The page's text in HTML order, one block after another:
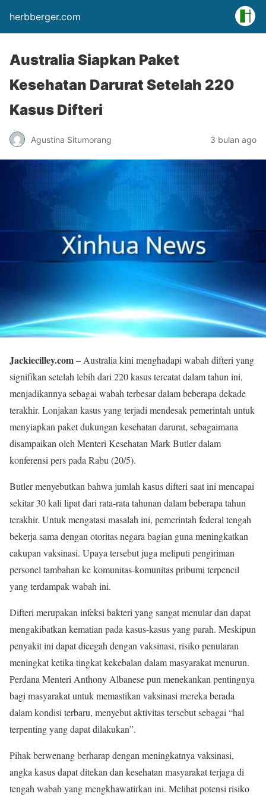
herbberger.com
Australia Siapkan Paket
Kesehatan Darurat Setelah 220
Kasus Difteri
Agustina Situmorang 3 bulan ago
Jackiecilley.com– Australia kini menghadapi wabah difteri yang
signifikan setelah lebih dari 220 kasus tercatat dalam tahun ini,
menjadikannya sebagai wabah terbesar dalam beberapa dekade
terakhir. Lonjakan kasus yang terjadi mendesak pemerintah untuk
menyiapkan paket dukungan kesehatan darurat, sebagaimana
disampaikan oleh Menteri Kesehatan Mark Butler dalam
konferensi pers pada Rabu (20/5).
Butler menyebutkan bahwa jumlah kasus difteri saat ini mencapai
sekitar 30 kali lipat dari rata-rata tahunan dalam beberapa tahun
terakhir. Untuk mengatasi masalah ini, pemerintah federal tengah
bekerja sama dengan otoritas negara bagian guna meningkatkan
cakupan vaksinasi. Upaya tersebut juga meliputi pengiriman
personel tambahan ke komunitas-komunitas pribumi terpencil
yang terdampak wabah ini.
Difteri merupakan infeksi bakteri yang sangat menular dan dapat
mengakibatkan kematian pada kasus-kasus yang parah. Meskipun
penyakit ini dapat dicegah dengan vaksinasi, risiko penularan
meningkat ketika tingkat kekebalan dalam masyarakat menurun.
Perdana Menteri Anthony Albanese pun menekankan pentingnya
bagi masyarakat untuk memastikan vaksinasi mereka berada
dalam kondisi terbaru, menyebut aktivitas tersebut sebagai “hal
terpenting yang dapat dilakukan”.
Pihak berwenang berharap dengan meningkatnya vaksinasi,
angka kasus dapat ditekan dan kesehatan masyarakat terjaga di
tengah wabah yang mengkhawatirkan ini. Melihat potensi risiko